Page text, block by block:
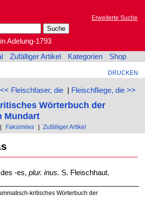
Erweiterte Suche
Adelung-1793
Zufälliger Artikel Kategorien Shop
DRUCKEN
<< Fleischfaser, die| Fleischfliege, die >>
Wörterbuch der
Mundart
| Faksimiles | Zufälliger Artikel
-es, plur. inus. S. Fleischhaut.
kritisches Wörterbuch der